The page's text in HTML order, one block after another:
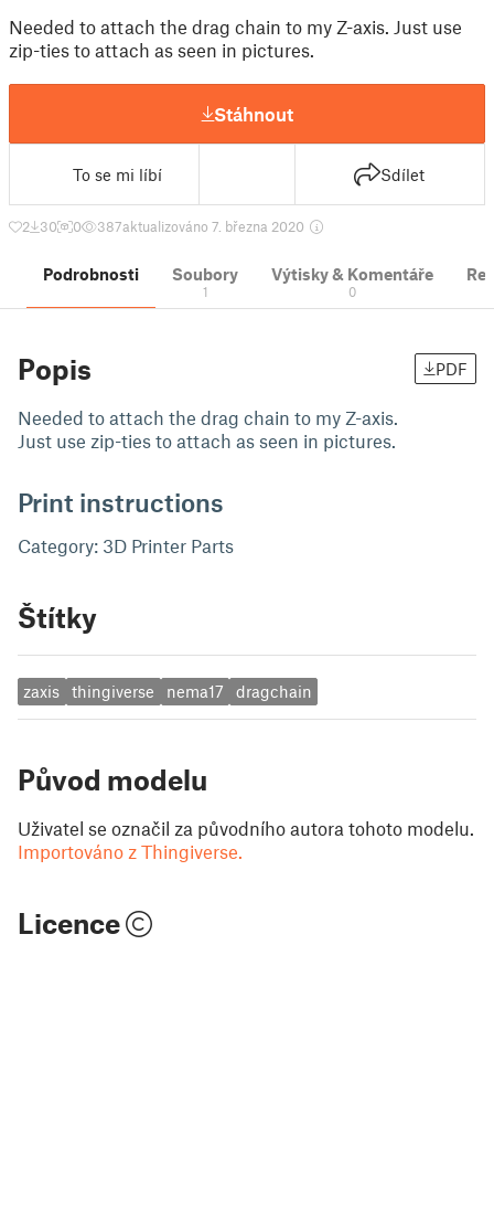
Needed to attach the drag chain to my Z-axis. Just use
zip-ties to attach as seen in pictures.
Stáhnout
To se mi líbí Sdílet
2 30 0 387aktualizováno 7. března 2020
Podrobnosti Soubory
1
Výtisky & Komentáře
0
Popis PDF
Needed to attach the drag chain to my Z-axis.
Just use zip-ties to attach as seen in pictures.
Print instructions
Category: 3D Printer Parts
Štítky
zaxis thingiverse nema17 dragchain
Původ modelu
Uživatel se označil za původního autora tohoto modelu.
Importováno z Thingiverse.
Licence